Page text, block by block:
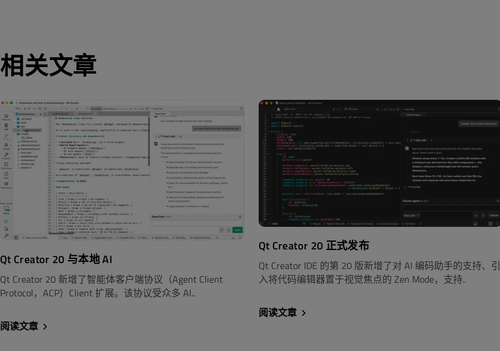
相关文章
Qt Creator 20 与本地 AI
Qt Creator 20 新增了智能体客户端协议（Agent Client
Protocol，ACP）Client 扩展。该协议受众多 AI..
阅读文章
Qt Creator 20 正式发布
Qt Creator IDE 的第 20 版新增了对 AI 编码助手的支持、引
入将代码编辑器置于视觉焦点的 Zen Mode，支持..
阅读文章